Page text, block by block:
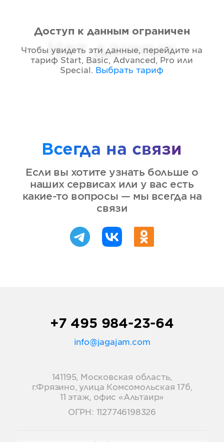
Нет данных
Доступ к данным ограничен
Чтобы увидеть эти данные, перейдите на
тариф Start, Basic, Advanced, Pro или
Special . Выбрать тариф
Всегда на связи
Если вы хотите узнать больше о
наших сервисах или у вас есть
какие-то вопросы — мы всегда на
связи
+7 495 984-23-64
info@jagajam.com
141195, Московская область,
г.Фрязино, улица Комсомольская 17б,
11 этаж, офис «Альтаир»
ОГРН: 1127746198326